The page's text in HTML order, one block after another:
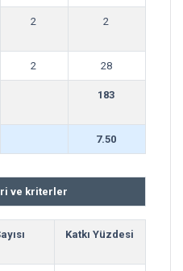
2 2
2 28
183
7.50
ve kriterler
Katkı Yüzdesi